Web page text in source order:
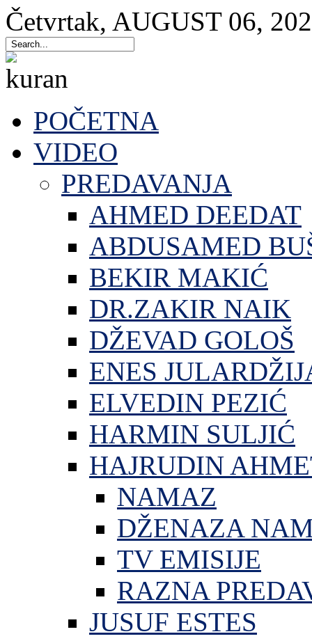
Četvrtak, AUGUST 06,
POČETNA
VIDEO
PREDAVANJA
AHMED DEEDAT
ABDUSAMED
BEKIR MAKIĆ
DR.ZAKIR NAIK
DŽEVAD GOLOŠ
ENES
ELVEDIN PEZIĆ
HARMIN SULJIĆ
HAJRUDIN
NAMAZ
DŽENAZA
TV EMISIJE
RAZNA
JUSUF ESTES